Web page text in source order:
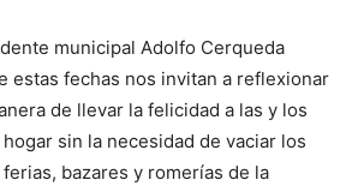
municipal Adolfo Cerqueda
estas fechas nos invitan a reflexionar
de llevar la felicidad a las y los
sin la necesidad de vaciar los
bazares y romerías de la